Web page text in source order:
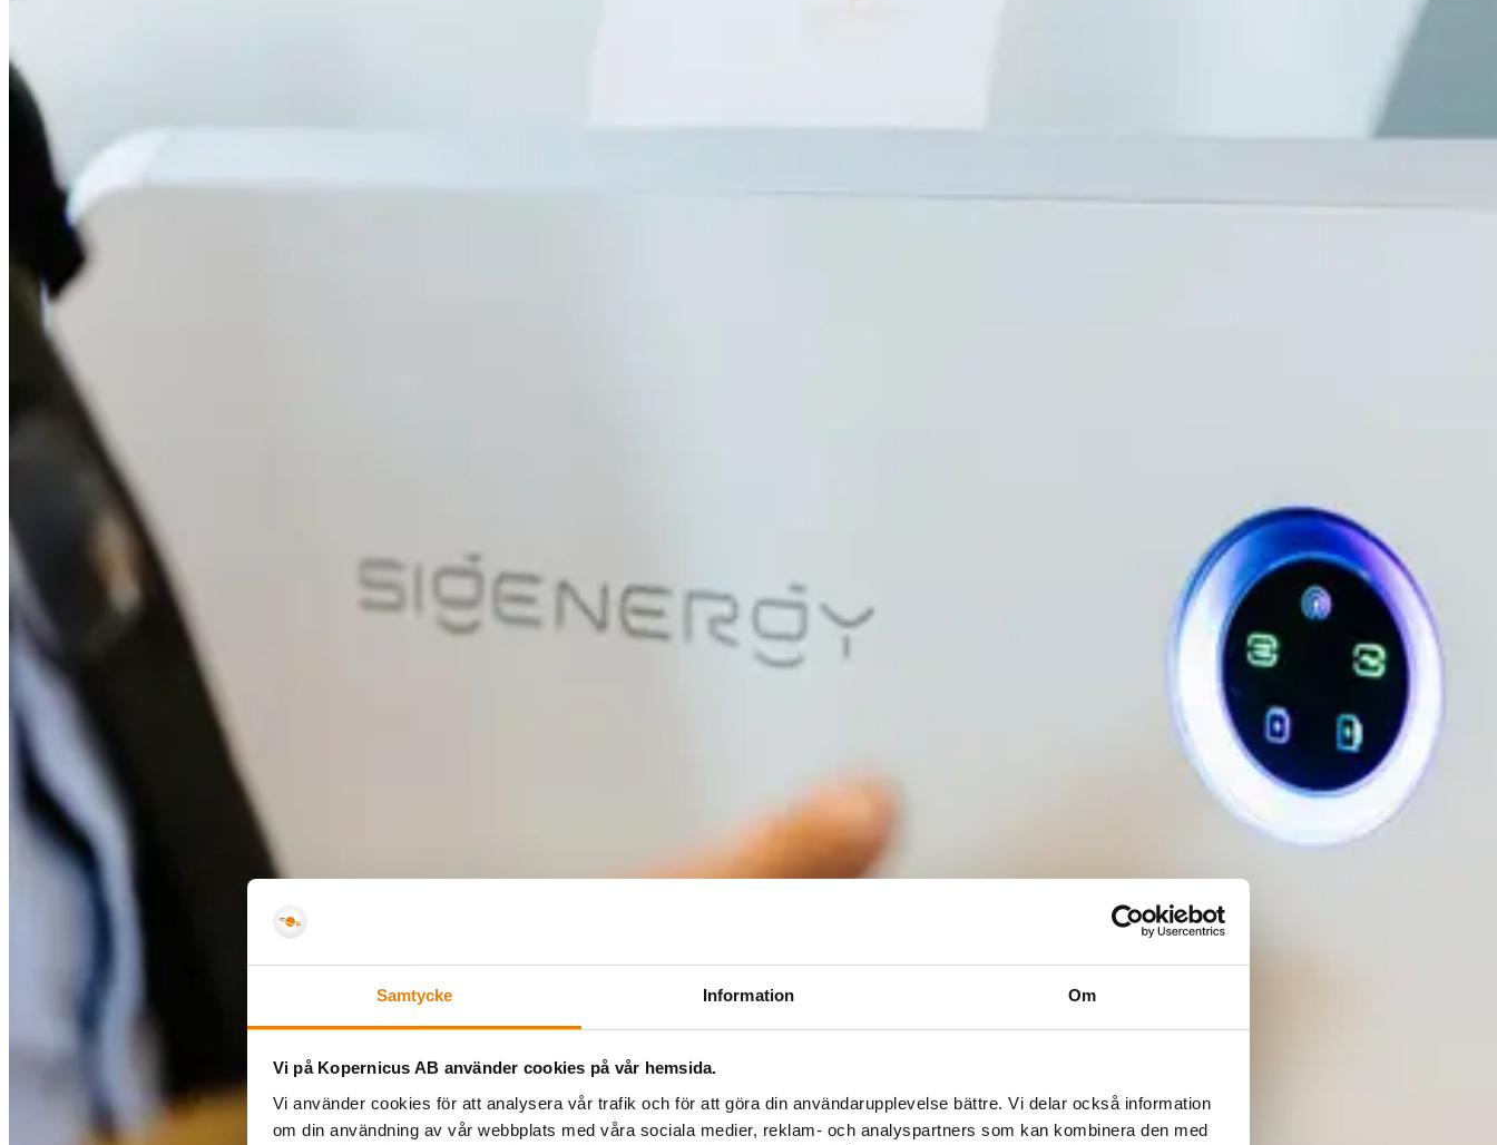
Samtycke Information Om
Vi på Kopernicus AB använder cookies på vår hemsida.
Vi använder cookies för att analysera vår trafik och för att göra din användarupplevelse bättre. Vi delar också information
om din användning av vår webbplats med våra sociala medier, reklam- och analyspartners som kan kombinera den med